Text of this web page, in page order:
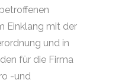
Einklang mit der
und in
für die Firma
-und